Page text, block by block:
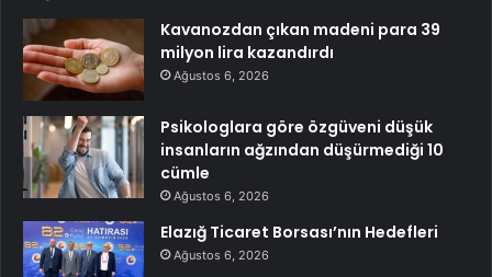
Kavanozdan çıkan madeni para 39
milyon lira kazandırdı
Ağustos 6, 2026
Psikologlara göre özgüveni düşük
insanların ağzından düşürmediği 10
cümle
Ağustos 6, 2026
Elazığ Ticaret Borsası’nın Hedefleri
Ağustos 6, 2026